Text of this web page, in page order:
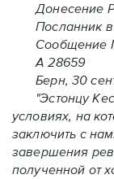
Донесение
Посланник в
Сообщение
А 28659
Берн, 30
"Эстонцу
условиях, на
заключить с
завершения
полученной от